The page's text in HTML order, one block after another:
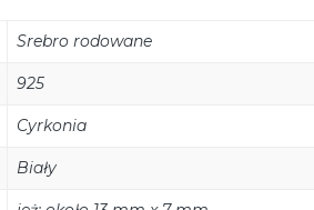
Srebro rodowane
925
Cyrkonia
Biały